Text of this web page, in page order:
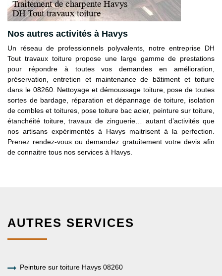
Nos autres activités à Havys
Un réseau de professionnels polyvalents, notre entreprise DH
Tout travaux toiture propose une large gamme de prestations
pour répondre à toutes vos demandes en amélioration,
préservation, entretien et maintenance de bâtiment et toiture
dans le 08260. Nettoyage et démoussage toiture, pose de toutes
sortes de bardage, réparation et dépannage de toiture, isolation
de combles et toitures, pose toiture bac acier, peinture sur toiture,
étanchéité toiture, travaux de zinguerie… autant d’activités que
nos artisans expérimentés à Havys maitrisent à la perfection.
Prenez rendez-vous ou demandez gratuitement votre devis afin
de connaitre tous nos services à Havys.
AUTRES SERVICES
Peinture sur toiture Havys 08260